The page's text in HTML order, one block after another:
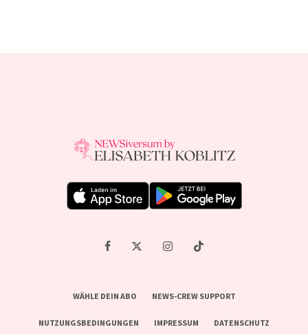
WÄHLE DEIN ABO NEWS-CREW SUPPORT
NUTZUNGSBEDINGUNGEN IMPRESSUM DATENSCHUTZ